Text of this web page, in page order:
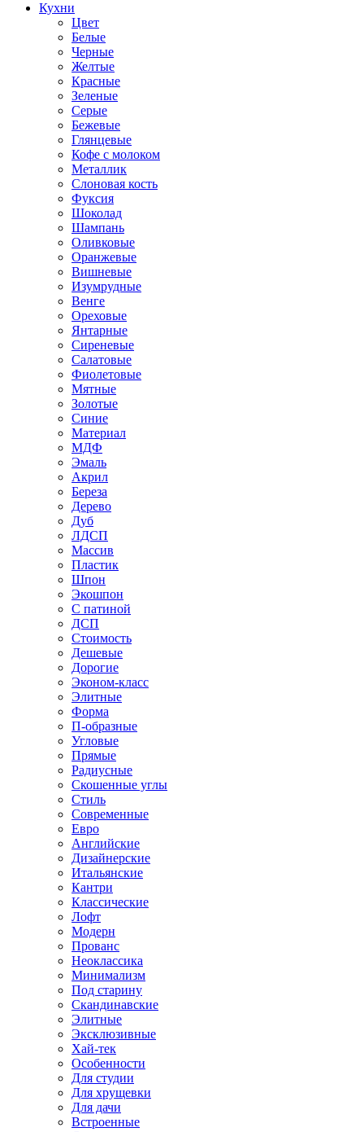
Кухни
Цвет
Белые
Черные
Желтые
Красные
Зеленые
Серые
Бежевые
Глянцевые
Кофе с молоком
Металлик
Слоновая кость
Фуксия
Шоколад
Шампань
Оливковые
Оранжевые
Вишневые
Изумрудные
Венге
Ореховые
Янтарные
Сиреневые
Салатовые
Фиолетовые
Мятные
Золотые
Синие
Материал
МДФ
Эмаль
Акрил
Береза
Дерево
Дуб
ЛДСП
Массив
Пластик
Шпон
Экошпон
С патиной
ДСП
Стоимость
Дешевые
Дорогие
Эконом-класс
Элитные
Форма
П-образные
Угловые
Прямые
Радиусные
Скошенные углы
Стиль
Современные
Евро
Английские
Дизайнерские
Итальянские
Кантри
Классические
Лофт
Модерн
Прованс
Неоклассика
Минимализм
Под старину
Скандинавские
Элитные
Эксклюзивные
Хай-тек
Особенности
Для студии
Для хрущевки
Для дачи
Встроенные